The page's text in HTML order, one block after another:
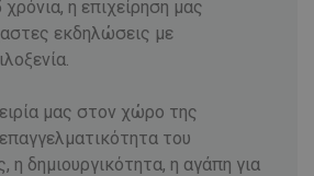
η επιχείρηση μας
εκδηλώσεις με
μας στον χώρο της
του
δημιουργικότητα, η αγάπη για